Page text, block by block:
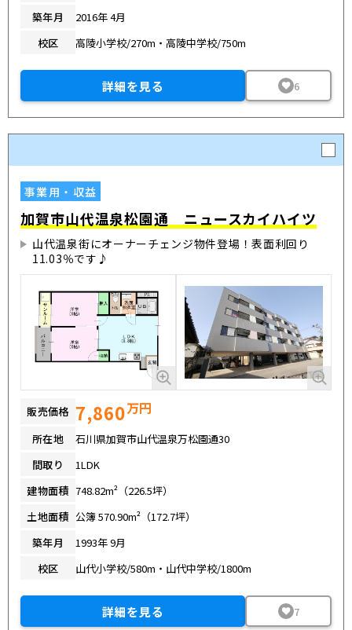
築年月
2016年 4月
校区
高陵小学校/270m・高陵中学校/750m
詳細を見る 6
事業用・収益
加賀市山代温泉松園通 ニュースカイハイツ
山代温泉街にオーナーチェンジ物件登場！表面利回り
11.03％です♪
販売価格 7,860万円
所在地
石川県加賀市山代温泉万松園通30
間取り
1LDK
建物面積 748.82m²（226.5坪）
土地面積 公簿 570.90m²（172.7坪）
築年月
1993年 9月
校区
山代小学校/580m・山代中学校/1800m
詳細を見る 7